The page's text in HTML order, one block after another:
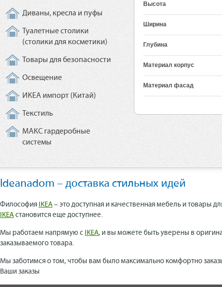
Диваны, кресла и пуфы
Туалетные столики
(столики для косметики)
Товары для безопасности
Освещение
ИКЕА импорт (Китай)
Текстиль
МАКС гардеробные
системы
Высота
Ширина
Глубина
Материал корпус
Материал фасад
Ideanadom – доставка стильных идей
Философия IKEA – это доступная и качественная мебель и товары
IKEA становится еще доступнее.
Мы работаем напрямую с IKEA, и вы можете быть уверены в
заказываемого товара.
Мы заботимся о том, чтобы вам было максимально комфортно
Ваши заказы